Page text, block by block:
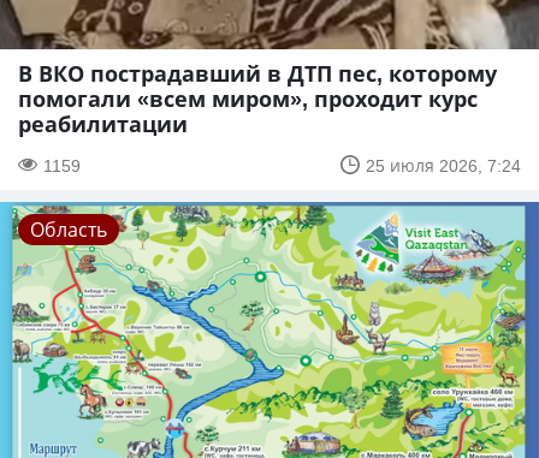
В ВКО пострадавший в ДТП пес, которому
помогали «всем миром», проходит курс
реабилитации
1159 25 июля 2026, 7:24
Область